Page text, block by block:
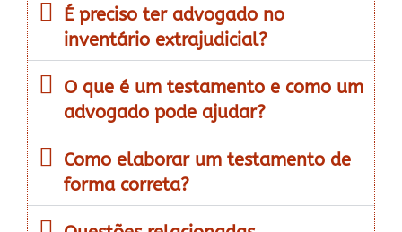
É preciso ter advogado no
inventário extrajudicial?
O que é um testamento e como um
advogado pode ajudar?
Como elaborar um testamento de
forma correta?